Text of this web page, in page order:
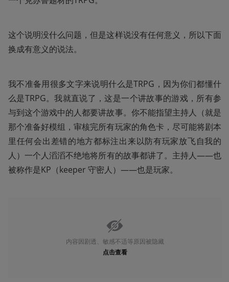
这个说明没什么问题，但是这样说没有任何意义，所以下面
换成有意义的说法。
我不准备用很多文字来说明什么是TRPG，因为你们都懂什
么是TRPG。我就直说了，这是一个讲故事的游戏，所有参
与到这个游戏中的人都要讲故事。你不能指望主持人（就是
那个准备好模组，审核完所有玩家的角色卡，尽可能将剧本
里任何会出差错的地方都标注出来以防有玩家放飞自我的
人）一个人滔滔不绝地将所有的故事都讲了。主持人——也
被称作是KP（keeper 守密人）——也是玩家。
内容因剧透、敏感不适等原因被隐藏
点击查看